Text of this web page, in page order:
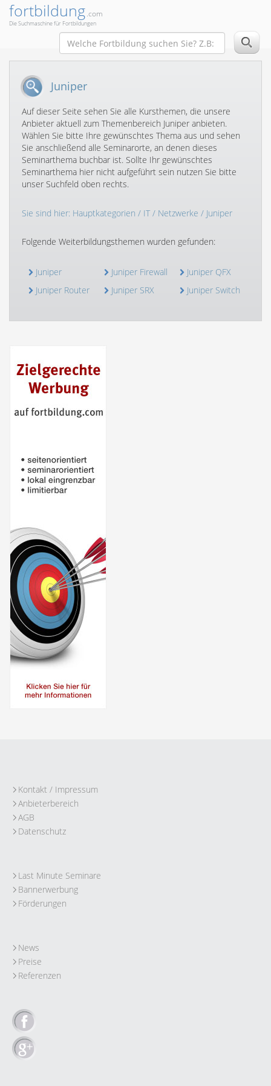
fortbildung.com
Die Suchmaschine für Fortbildungen
Juniper
Auf dieser Seite sehen Sie alle Kursthemen, die unsere
Anbieter aktuell zum Themenbereich Juniper anbieten.
Wählen Sie bitte Ihre gewünschtes Thema aus und sehen
Sie anschließend alle Seminarorte, an denen dieses
Seminarthema buchbar ist. Sollte Ihr gewünschtes
Seminarthema hier nicht aufgeführt sein nutzen Sie bitte
unser Suchfeld oben rechts.
Sie sind hier: Hauptkategorien / IT/ Netzwerke / Juniper
Folgende Weiterbildungsthemen wurden gefunden:
Juniper Juniper Firewall
Juniper QFX
Juniper Router
Juniper SRX Juniper Switch
Kontakt / Impressum
Anbieterbereich
AGB
Datenschutz
Last Minute Seminare
Bannerwerbung
Förderungen
News
Preise
Referenzen